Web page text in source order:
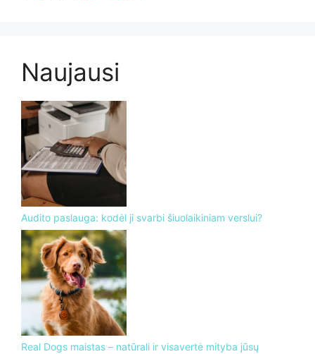
Naujausi
Audito paslauga: kodėl ji svarbi šiuolaikiniam verslui?
Real Dogs maistas – natūrali ir visavertė mityba jūsų